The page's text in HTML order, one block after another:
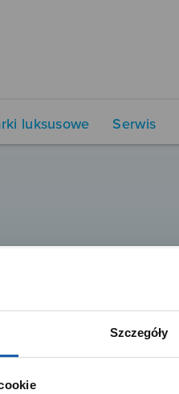
Szczegóły
luksusowe Serwis